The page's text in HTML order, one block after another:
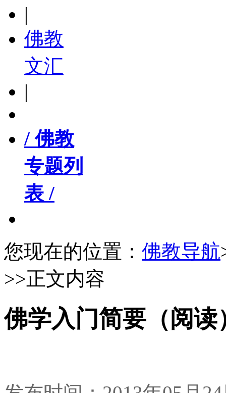
|
佛教
文汇
|
/ 佛教
专题列
表 /
您现在的位置： 佛教导航
>>正文内容
佛学入门简要（阅读